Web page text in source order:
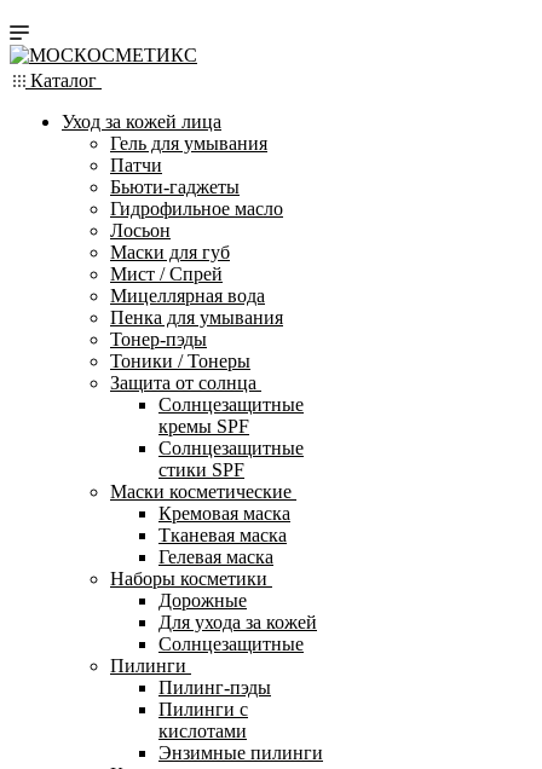
Каталог
Уход за кожей лица
Гель для умывания
Патчи
Бьюти-гаджеты
Гидрофильное масло
Лосьон
Маски для губ
Мист / Спрей
Мицеллярная вода
Пенка для умывания
Тонер-пэды
Тоники / Тонеры
Защита от солнца
Солнцезащитные
кремы SPF
Солнцезащитные
стики SPF
Маски косметические
Кремовая маска
Тканевая маска
Гелевая маска
Наборы косметики
Дорожные
Для ухода за кожей
Солнцезащитные
Пилинги
Пилинг-пэды
Пилинги с
кислотами
Энзимные пилинги